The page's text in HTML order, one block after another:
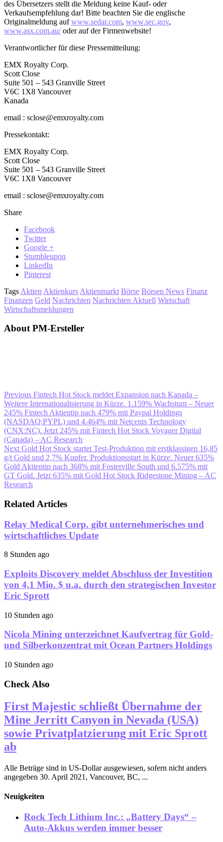
des Übersetzers stellt die Meldung keine Kauf- oder
Verkaufsempfehlung dar! Bitte beachten Sie die englische
Originalmeldung aufwww.sedar.com, www.sec.gov,
www.asx.com.au/oder auf der Firmenwebsite!
Verantwortlicher für diese Pressemitteilung:
EMX Royalty Corp.
Scott Close
Suite 501 – 543 Granville Street
V6C 1X8 Vancouver
Kanada
email : sclose@emxroyalty.com
Pressekontakt:
EMX Royalty Corp.
Scott Close
Suite 501 – 543 Granville Street
V6C 1X8 Vancouver
email : sclose@emxroyalty.com
Share
Facebook
Twitter
Google +
Stumbleupon
LinkedIn
Pinterest
Tags Aktien Aktienkurs Aktienmarkt Börse Börsen News Finanz
Finanzen Geld Nachrichten Nachrichten Aktuell Wirtschaft
Wirtschaftsmeldungen
About PM-Ersteller
Previous Fintech Hot Stock meldet Expansion nach Kanada –
Weitere Internationalisierung in Kürze. 1.159% Wachstum – Neuer
245% Fintech Aktientip nach 479% mit Paypal Holdings
(NASDAQ:PYPL) und 4.464% mit Netcents Technology
(CNX:NC). Jetzt 245% mit Fintech Hot Stock Voyager Digital
(Canada) – AC Research
Next Gold Hot Stock startet Test-Produktion mit erstklassigen 16,85
g/t Gold und 2,7% Kupfer. Produktionsstart in Kürze. Neuer 635%
Gold Aktientip nach 368% mit Fosterville South und 6.575% mit
GT Gold. Jetzt 635% mit Gold Hot Stock Ridgestone Mining – AC
Research
Related Articles
Relay Medical Corp. gibt unternehmerisches und
wirtschaftliches Update
8 Stunden ago
Exploits Discovery meldet Abschluss der Investition
von 4,1 Mio. $ u.a. durch den strategischen Investor
Eric Sprott
10 Stunden ago
Nicola Mining unterzeichnet Kaufvertrag für Gold-
und Silberkonzentrat mit Ocean Partners Holdings
10 Stunden ago
Check Also
First Majestic schließt Übernahme der
Mine Jerritt Canyon in Nevada (USA)
sowie Privatplatzierung mit Eric Sprott
ab
Alle Beträge sind in US-Dollar ausgewiesen, sofern nicht anders
angegeben 30. April 2021, Vancouver, BC, ...
Neuigkeiten
Rock Tech Lithium Inc.: „Battery Days“ –
Auto-Akkus werden immer besser